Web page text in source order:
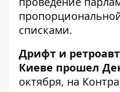
списками.
Дрифт и
Киеве прошел
октября, на